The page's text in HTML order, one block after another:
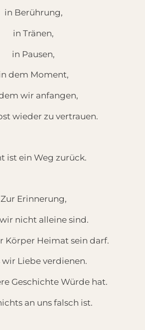
in Berührung,
in Tränen,
in Pausen,
dem Moment,
wir anfangen,
wieder zu vertrauen.
ist ein Weg zurück.
Zur Erinnerung,
nicht alleine sind.
Körper Heimat sein darf.
wir Liebe verdienen.
Geschichte Würde hat.
an uns falsch ist.